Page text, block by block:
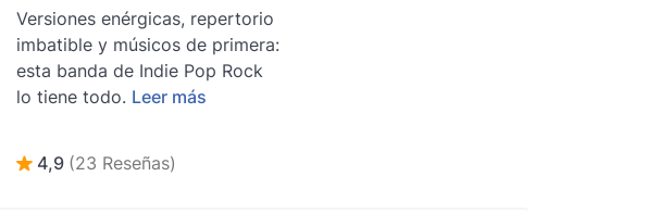
Versiones enérgicas, repertorio
imbatible y músicos de primera:
esta banda de Indie Pop Rock
lo tiene todo. Leer más
4,9 (23 Reseñas)